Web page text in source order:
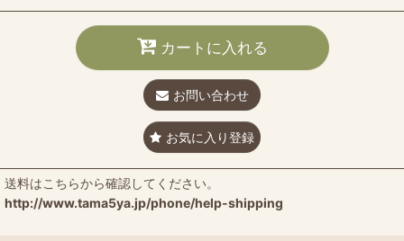
カートに入れる
お問い合わせ
お気に入り登録
送料はこちらから確認してください。
http://www.tama5ya.jp/phone/help-shipping